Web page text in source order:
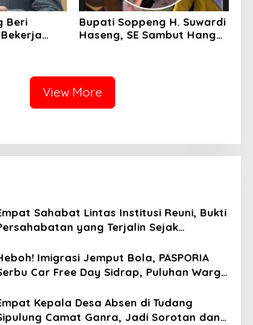
Beri
Bupati Soppeng H. Suwardi
Haseng, SE Sambut Hangat
View More
Sahabat Lintas Institusi Reuni, Bukti
yang Terjalin Sejak
Imigrasi Jemput Bola, PASPORIA
Car Free Day Sidrap, Puluhan Warga
Kepala Desa Absen di Tudang
Camat Ganra, Jadi Sorotan dan